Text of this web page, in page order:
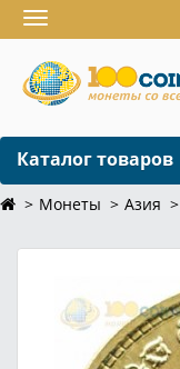
Toggle
navigation
Каталог товаров
Монеты Азия